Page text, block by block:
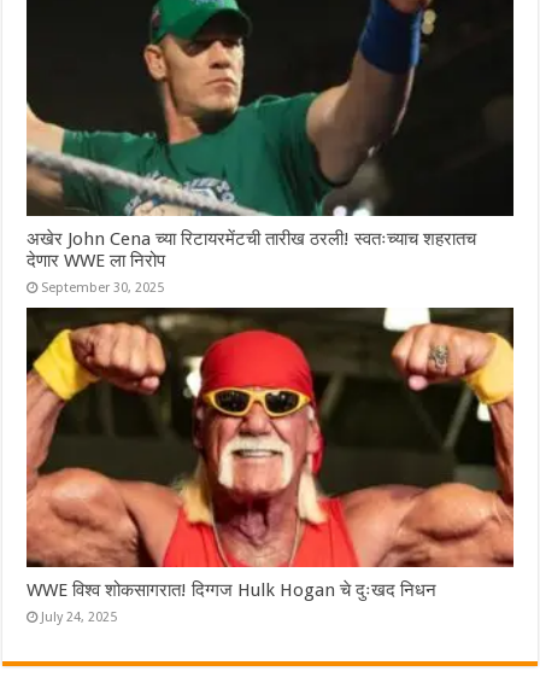
अखेर John Cena च्या रिटायरमेंटची तारीख ठरली! स्वतःच्याच शहरातच
देणार WWE ला निरोप
September 30, 2025
WWE विश्व शोकसागरात! दिग्गज Hulk Hogan चे दुःखद निधन
July 24, 2025